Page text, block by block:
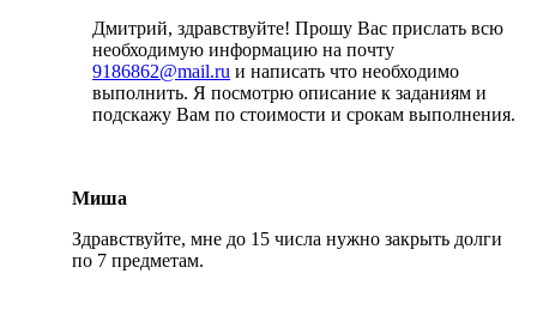
Дмитрий, здравствуйте! Прошу Вас прислать всю
необходимую информацию на почту
9186862@mail.ru и написать что необходимо
выполнить. Я посмотрю описание к заданиям и
подскажу Вам по стоимости и срокам выполнения.
Миша
Здравствуйте, мне до 15 числа нужно закрыть долги
по 7 предметам.